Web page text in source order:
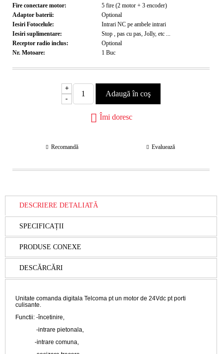
Fire conectare motor:
5 fire (2 motor + 3 encoder)
Adaptor baterii:
Optional
Iesiri Fotocelule:
Intrari NC pe ambele intrari
Iesiri suplimentare:
Stop , pas cu pas, Jolly, etc ...
Receptor radio inclus:
Optional
Nr. Motoare:
1 Buc
+
-
Îmi doresc
Recomandă Evaluează
DESCRIERE DETALIATĂ
SPECIFICAȚII
PRODUSE CONEXE
DESCĂRCĂRI
Unitate comanda digitala Telcoma pt un motor de 24Vdc pt porti
culisante.
Functii: -încetinire,
-intrare pietonala,
-intrare comuna,